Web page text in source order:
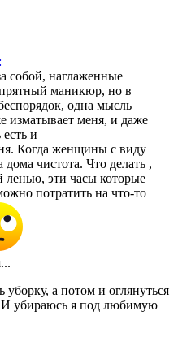
собой, наглаженные
маникюр, но в
одна мысль
изматывает меня, и даже
и
Когда женщины с виду
чистота. Что делать ,
ленью, эти часы которые
потратить на что-то
уборку, а потом и оглянуться
И убираюсь я под любимую